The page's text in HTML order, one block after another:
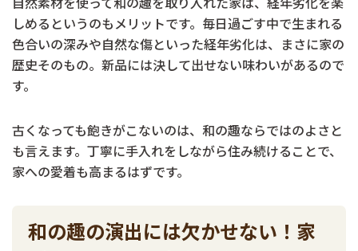
しめるというのもメリットです。毎日過ごす中で生まれる
色合いの深みや自然な傷といった経年劣化は、まさに家の
歴史そのもの。新品には決して出せない味わいがあるので
す。
古くなっても飽きがこないのは、和の趣ならではのよさと
も言えます。丁寧に手入れをしながら住み続けることで、
家への愛着も高まるはずです。
和の趣の演出には欠かせない！家